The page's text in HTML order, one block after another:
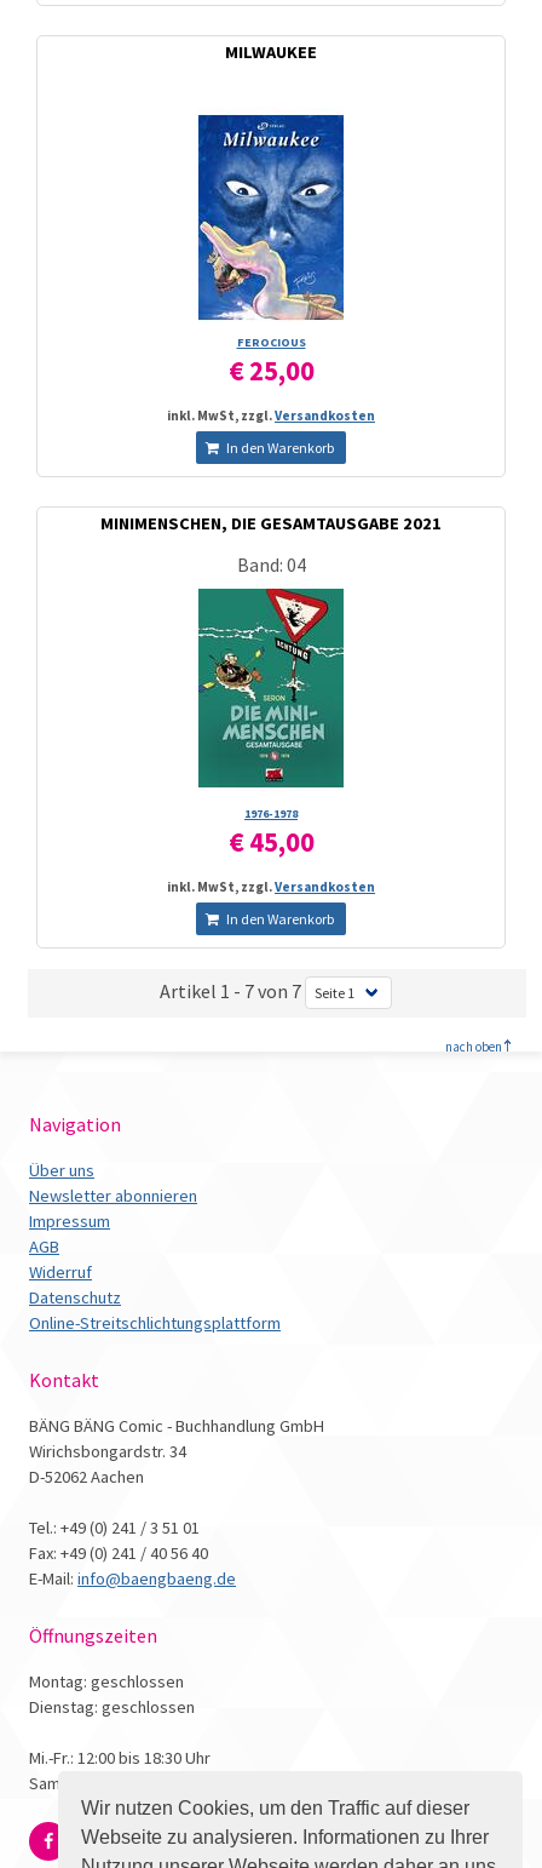
Wir nutzen Cookies, um den Traffic auf dieser
Webseite zu analysieren. Informationen zu Ihrer
MILWAUKEE
FEROCIOUS
€ 25,00
inkl. MwSt, zzgl.Versandkosten
In den Warenkorb
MINIMENSCHEN, DIE GESAMTAUSGABE 2021
Band: 04
1976-1978
€ 45,00
inkl. MwSt, zzgl.Versandkosten
In den Warenkorb
Artikel 1 - 7 von 7
nach oben
Navigation
Über uns
Newsletter abonnieren
Impressum
AGB
Widerruf
Datenschutz
Online-Streitschlichtungsplattform
Kontakt
BÄNG BÄNG Comic - Buchhandlung GmbH
Wirichsbongardstr. 34
D-52062 Aachen
Tel.: +49 (0) 241 / 3 51 01
Fax: +49 (0) 241 / 40 56 40
E-Mail: info@baengbaeng.de
Öffnungszeiten
Montag: geschlossen
Dienstag: geschlossen
Mi.-Fr.: 12:00 bis 18:30 Uhr
Samstag: 10:00 bis 17:00 Uhr